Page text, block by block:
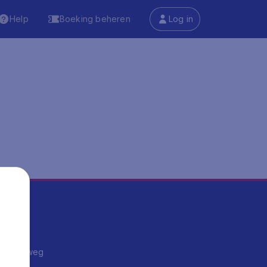
Help Boeking beheren Log in
weg